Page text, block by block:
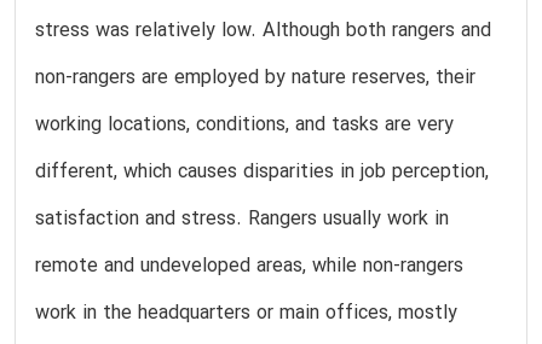
stress was relatively low. Although both rangers and
non-rangers are employed by nature reserves, their
working locations, conditions, and tasks are very
different, which causes disparities in job perception,
satisfaction and stress. Rangers usually work in
remote and undeveloped areas, while non-rangers
work in the headquarters or main offices, mostly